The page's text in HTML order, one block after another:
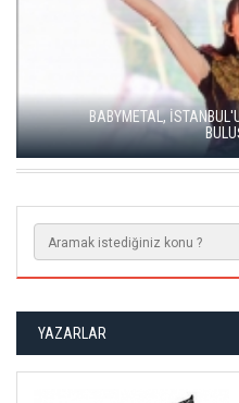
SOUND OF EUROPE
YAZARLAR